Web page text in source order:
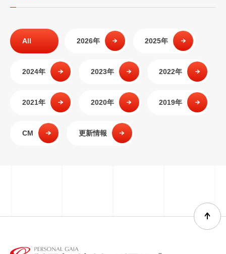
All 2026年 2025年
2024年 2023年 2022年
2021年 2020年 2019年
CM 更新情報